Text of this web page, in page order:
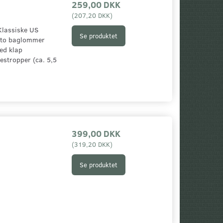
US
baglommer
klap
(ca. 5,5
259,00 DKK
(207,20 DKK)
Se produktet
399,00 DKK
(319,20 DKK)
Se produktet